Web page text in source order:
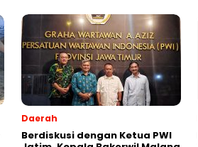
Daerah
Berdiskusi dengan Ketua PWI